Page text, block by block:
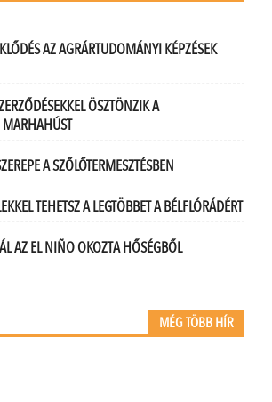
AZ AGRÁRTUDOMÁNYI KÉPZÉSEK
ÖSZTÖNZIK A
A SZŐLŐTERMESZTÉSBEN
TEHETSZ A LEGTÖBBET A BÉLFLÓRÁDÉRT
AZ EL NIÑO OKOZTA HŐSÉGBŐL
MÉG TÖBB HÍR